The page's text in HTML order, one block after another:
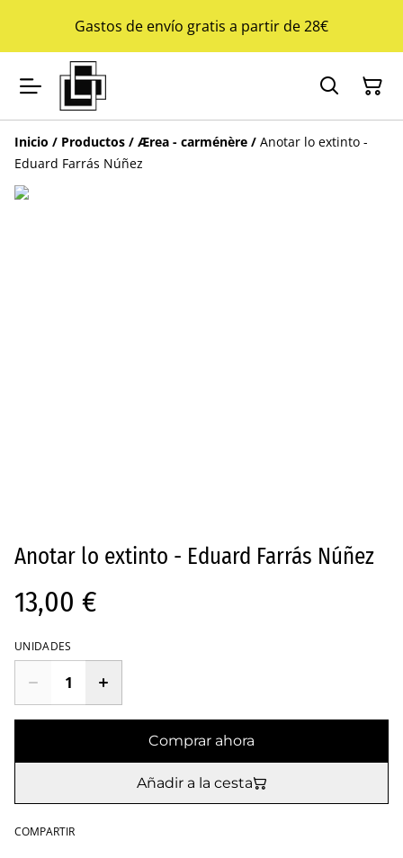
Gastos de envío gratis a partir de 28€
Inicio / Productos / Ærea - carménère / Anotar lo extinto -
Eduard Farrás Núñez
Anotar lo extinto - Eduard Farrás Núñez
13,00 €
UNIDADES
Comprar ahora
Añadir a la cesta
COMPARTIR